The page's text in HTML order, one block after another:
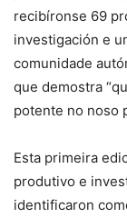
recibíronse 69
investigación e
comunidade
que demostra
potente no noso
Esta primeira
produtivo e
identificaron